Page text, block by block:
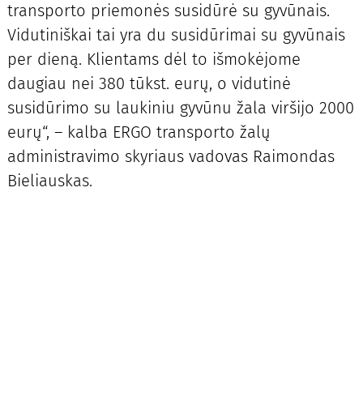
transporto priemonės susidūrė su gyvūnais.
Vidutiniškai tai yra du susidūrimai su gyvūnais
per dieną. Klientams dėl to išmokėjome
daugiau nei 380 tūkst. eurų, o vidutinė
susidūrimo su laukiniu gyvūnu žala viršijo 2000
eurų“, – kalba ERGO transporto žalų
administravimo skyriaus vadovas Raimondas
Bieliauskas.